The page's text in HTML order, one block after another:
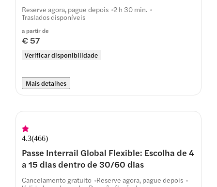
a partir de
€ 57
Verificar disponibilidade
Reserve agora, pague depois 2 h 30 min.
Traslados disponíveis
Mais detalhes
4.3(466)
Passe Interrail Global Flexible: Escolha de 4
a 15 dias dentro de 30/60 dias
Cancelamento gratuito Reserve agora, pague depois